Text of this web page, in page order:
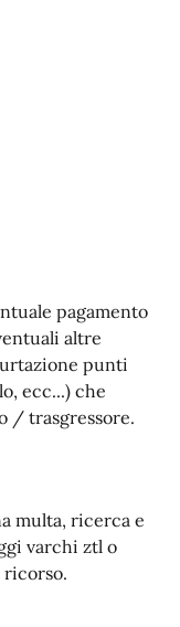
pagamento
altre
punti
ecc...) che
/ trasgressore.
multa, ricerca e
varchi ztl o
ricorso.